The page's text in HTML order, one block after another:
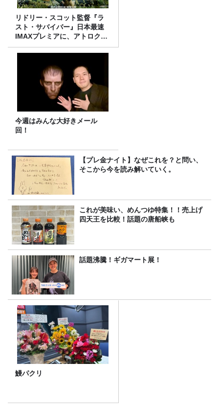
リドリー・スコット監督『ラ
スト・サバイバー』日本最速
IMAXプレミアに、アトロクリ
スナー60名をご招待！
今週はみんな大好きメール
回！
【プレ金ナイト】なぜこれを？と問い、
そこから今を読み解いていく。
これが美味い、めんつゆ特集！！売上げ
四天王を比較！話題の唐船峡も
話題沸騰！ギガマート展！
鰻パクリ